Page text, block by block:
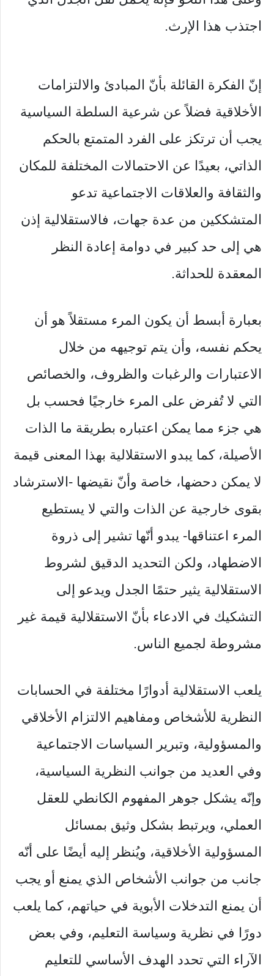
اجتذب هذا الإرث.
إنّ الفكرة القائلة بأنّ المبادئ والالتزامات
الأخلاقية فضلاً عن شرعية السلطة السياسية
يجب أن ترتكز على الفرد المتمتع بالحكم
الذاتي، بعيدًا عن الاحتمالات المختلفة للمكان
والثقافة والعلاقات الاجتماعية تدعو
المتشككين من عدة جهات، فالاستقلالية إذن
هي إلى حد كبير في دوامة إعادة النظر
المعقدة للحداثة.
بعبارة أبسط أن يكون المرء مستقلاً هو أن
يحكم نفسه، وأن يتم توجيهه من خلال
الاعتبارات والرغبات والظروف، والخصائص
التي لا تُفرض على المرء خارجيًا فحسب بل
هي جزء مما يمكن اعتباره بطريقة ما الذات
الأصيلة، كما يبدو الاستقلالية بهذا المعنى قيمة
لا يمكن دحضها، خاصة وأنّ نقيضها -الاسترشاد
بقوى خارجية عن الذات والتي لا يستطيع
المرء اعتناقها- يبدو أنّها تشير إلى ذروة
الاضطهاد، ولكن التحديد الدقيق لشروط
الاستقلالية يثير حتمًا الجدل ويدعو إلى
التشكيك في الادعاء بأنّ الاستقلالية قيمة غير
مشروطة لجميع الناس.
يلعب الاستقلالية أدوارًا مختلفة في الحسابات
النظرية للأشخاص ومفاهيم الالتزام الأخلاقي
والمسؤولية، وتبرير السياسات الاجتماعية
وفي العديد من جوانب النظرية السياسية،
وإنّه يشكل جوهر المفهوم الكانطي للعقل
العملي، ويرتبط بشكل وثيق بمسائل
المسؤولية الأخلاقية، ويُنظر إليه أيضًا على أنّه
جانب من جوانب الأشخاص الذي يمنع أو يجب
أن يمنع التدخلات الأبوية في حياتهم، كما يلعب
دورًا في نظرية وسياسة التعليم، وفي بعض
الآراء التي تحدد الهدف الأساسي للتعليم